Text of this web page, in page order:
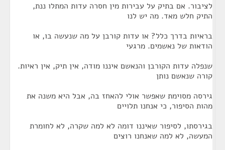
לציבור. אם בתיק על עבירות מין חסרה עדות המתלו ננת,
התיק חלש מאד. מה יש לנו
בראיות בדרך כלל? או עדות קורבן על מה שנעשה בו, או
הודאות של נאשמים. מרגעי
שנפלה עדות הקורבן והנאשם איננו מודה, אין תיק, אין ראיות.
קורה שנאשם נותן
גירסה מסוימת שאפשר אולי להאחז בה, אבל היא משנה את
מהות הסיפור, כי אנחנו תלויים
בגירסתו, לסיפור שאיננו דומה לא למה שקרה, לא לחומרת
המעשה, לא למה שאנחנו רוצים